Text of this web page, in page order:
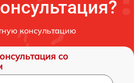
консультацию
со